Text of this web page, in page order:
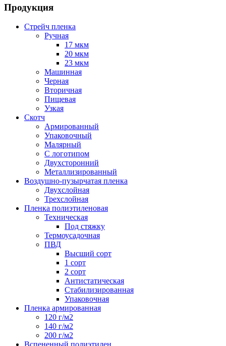
Продукция
Стрейч пленка
Ручная
17 мкм
20 мкм
23 мкм
Машинная
Черная
Вторичная
Пищевая
Узкая
Скотч
Армированный
Упаковочный
Малярный
С логотипом
Двухсторонний
Металлизированный
Воздушно-пузырчатая пленка
Двухслойная
Трехслойная
Пленка полиэтиленовая
Техническая
Под стяжку
Термоусадочная
ПВД
Высший сорт
1 сорт
2 сорт
Антистатическая
Стабилизированная
Упаковочная
Пленка армированная
120 г/м2
140 г/м2
200 г/м2